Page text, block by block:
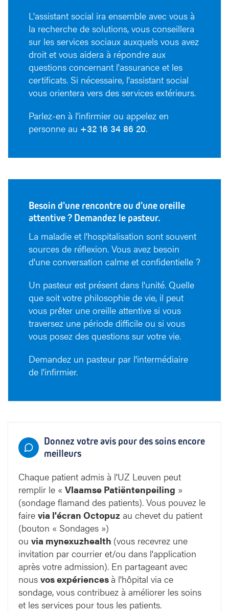
L'assistant social ira ensemble avec vous à
la recherche de solutions, vous conseillera
sur les services sociaux auxquels vous avez
droit et vous aidera à répondre aux
questions concernant l'assurance et les
certificats. Si nécessaire, l'assistant social
vous orientera vers des services extérieurs.
Parlez-en à l'infirmier ou appelez en
personne au +32 16 34 86 20.
Besoin d'une rencontre ou d'une oreille
attentive ? Demandez le pasteur.
La maladie et l'hospitalisation sont souvent
sources de réflexion. Vous avez besoin
d'une conversation calme et confidentielle ?
Un pasteur est présent dans l'unité. Quelle
que soit votre philosophie de vie, il peut
vous prêter une oreille attentive si vous
traversez une période difficile ou si vous
vous posez des questions sur votre vie.
Demandez un pasteur par l'intermédiaire
de l'infirmier.
Donnez votre avis pour des soins encore
meilleurs
Chaque patient admis à l'UZ Leuven peut
remplir le « Vlaamse Patiëntenpeiling »
(sondage flamand des patients). Vous pouvez le
faire via l'écran Octopuz au chevet du patient
(bouton « Sondages »)
ou via mynexuzhealth (vous recevrez une
invitation par courrier et/ou dans l'application
après votre admission). En partageant avec
nous vos expériencesà l'hôpital via ce
sondage, vous contribuez à améliorer les soins
et les services pour tous les patients.